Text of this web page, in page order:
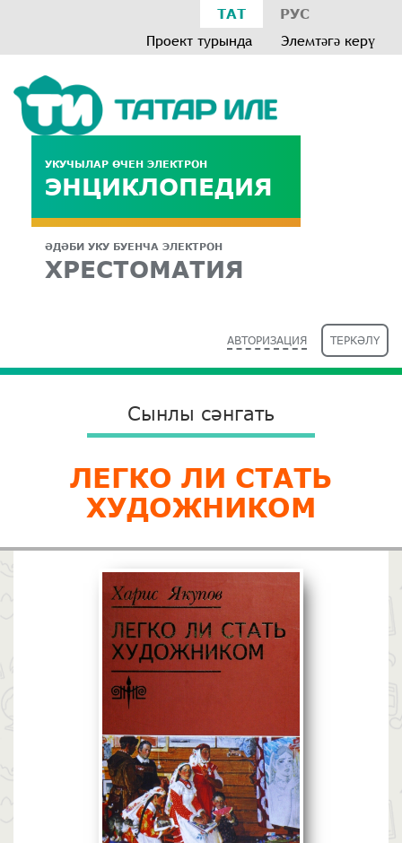
ТАТ РУС
Проект турында Элемтәгә керү
УКУЧЫЛАР ӨЧЕН ЭЛЕКТРОН
ЭНЦИКЛОПЕДИЯ
ӘДӘБИ УКУ БУЕНЧА ЭЛЕКТРОН
ХРЕСТОМАТИЯ
АВТОРИЗАЦИЯ ТЕРКӘЛҮ
Сынлы сәнгать
ЛЕГКО ЛИ СТАТЬ
ХУДОЖНИКОМ